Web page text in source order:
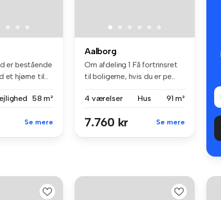
er bestående
et hjørne til...
58 m²
Se mere
Aalborg
Om afdeling 1 Få fortrinsret
til boligerne, hvis du er pe...
4 værelser Hus 91 m²
7.760 kr Se mere